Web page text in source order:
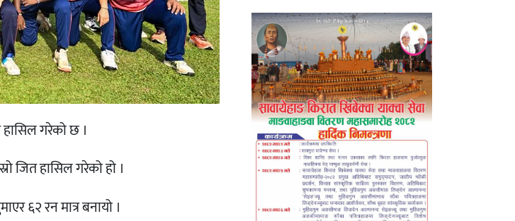
गरेको छ ।
जित हासिल गरेको हो ।
६२ रन मात्र बनायो ।